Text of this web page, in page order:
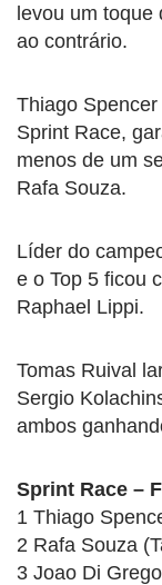
levou um toque
ao contrário.
Thiago
Sprint Race,
menos de um
Rafa Souza.
Líder do
e o Top 5 ficou
Raphael Lippi.
Tomas Ruival
Sergio
ambos
Sprint Race –
1 Thiago
2 Rafa Souza
3 Joao Di